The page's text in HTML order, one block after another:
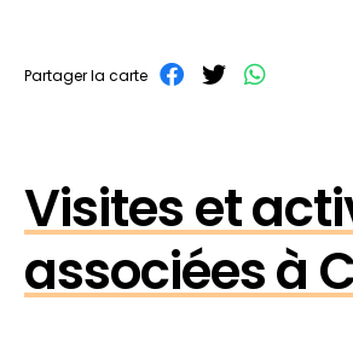
Partager la carte
Visites et
associées à